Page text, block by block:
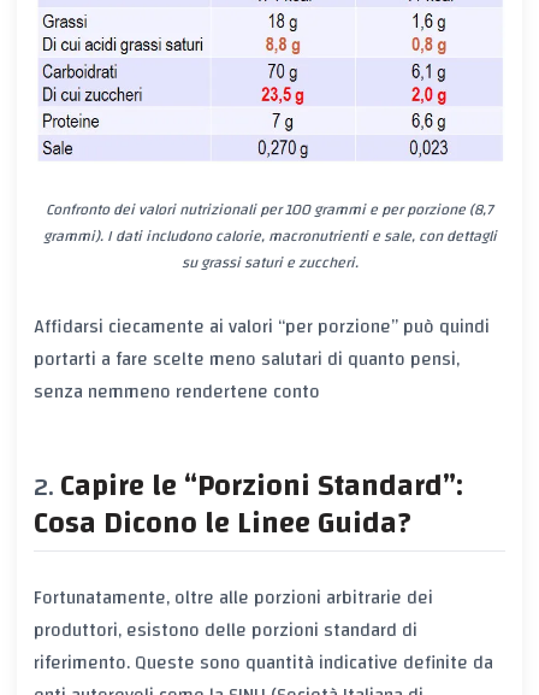
Confronto dei valori nutrizionali per 100 grammi e per porzione (8,7
grammi). I dati includono calorie, macronutrienti e sale, con dettagli
su grassi saturi e zuccheri.
Affidarsi ciecamente ai valori “per porzione” può quindi
portarti a fare scelte meno salutari di quanto pensi,
senza nemmeno rendertene conto
Capire le “Porzioni Standard”:
Cosa Dicono le Linee Guida?
Fortunatamente, oltre alle porzioni arbitrarie dei
produttori, esistono delle porzioni standard di
riferimento. Queste sono quantità indicative definite da